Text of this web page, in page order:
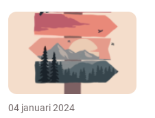
04 januari 2024